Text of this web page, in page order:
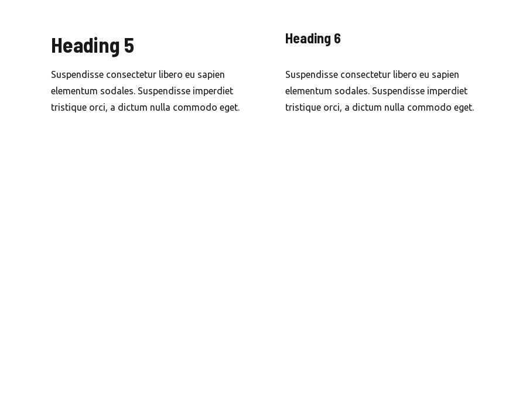
Heading 5 Heading 6
Suspendisse consectetur libero eu sapien
elementum sodales. Suspendisse imperdiet
tristique orci, a dictum nulla commodo eget.
Suspendisse consectetur libero eu sapien
elementum sodales. Suspendisse imperdiet
tristique orci, a dictum nulla commodo eget.